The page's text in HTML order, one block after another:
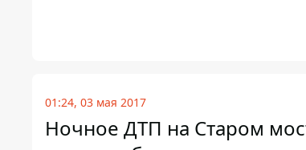
01:24, 03 мая 2017
Ночное ДТП на Старом